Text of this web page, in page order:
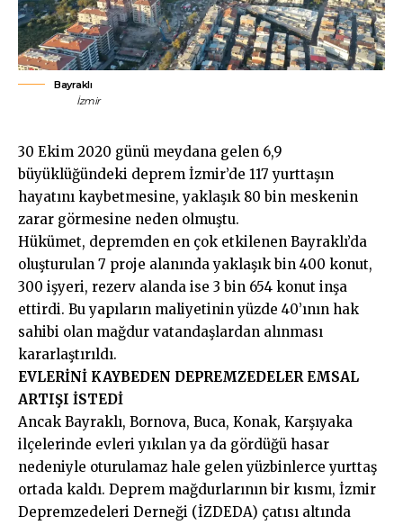
Bayraklı
İzmir
30 Ekim 2020 günü meydana gelen 6,9
büyüklüğündeki deprem İzmir’de 117 yurttaşın
hayatını kaybetmesine, yaklaşık 80 bin meskenin
zarar görmesine neden olmuştu.
Hükümet, depremden en çok etkilenen Bayraklı’da
oluşturulan 7 proje alanında yaklaşık bin 400 konut,
300 işyeri, rezerv alanda ise 3 bin 654 konut inşa
ettirdi. Bu yapıların maliyetinin yüzde 40’ının hak
sahibi olan mağdur vatandaşlardan alınması
kararlaştırıldı.
EVLERİNİ KAYBEDEN DEPREMZEDELER EMSAL
ARTIŞI İSTEDİ
Ancak Bayraklı, Bornova, Buca, Konak, Karşıyaka
ilçelerinde evleri yıkılan ya da gördüğü hasar
nedeniyle oturulamaz hale gelen yüzbinlerce yurttaş
ortada kaldı. Deprem mağdurlarının bir kısmı, İzmir
Depremzedeleri Derneği (İZDEDA) çatısı altında